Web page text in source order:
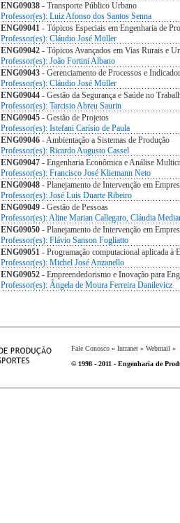
ENG09038 - Transporte Público Urbano
Professor(es): Luiz Afonso dos Santos Senna
ENG09041 - Tópicos Especiais em Engenharia de
Professor(es): Cláudio José Müller
ENG09042 - Tópicos Avançados em Vias Rurais e
Professor(es): João Fortini Albano
ENG09043 - Gerenciamento de Processos e
Professor(es): Cláudio José Müller
ENG09044 - Gestão da Segurança e Saúde no
Professor(es): Tarcisio Abreu Saurin
ENG09045 - Gestão de Projetos
Professor(es): Istefani Carísio de Paula
ENG09046 - Ambientação a Sistemas de Produção
Professor(es): Ricardo Augusto Cassel
ENG09047 - Engenharia Econômica e Análise
Professor(es): Francisco José Kliemann Neto
ENG09048 - Planejamento de Intervenção em
Professor(es): José Luis Duarte Ribeiro
ENG09049 - Gestão de Pessoas
Professor(es): Aline Marian Callegaro, Cláudia
ENG09050 - Planejamento de Intervenção em
Professor(es): Flávio Sanson Fogliatto
ENG09051 - Programação computacional aplicada à
Professor(es): Michel José Anzanello
ENG09052 - Empreendedorismo e Inovação para
Professor(es): Ângela de Moura Ferreira Danilevicz
Fale Conosco » Intranet » Webmail »
© 1998 - 2011 - Engenharia de